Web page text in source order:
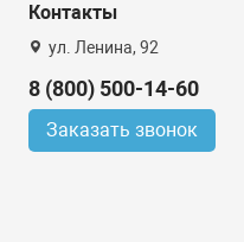
Контакты
ул. Ленина, 92
8 (800) 500-14-60
Заказать звонок